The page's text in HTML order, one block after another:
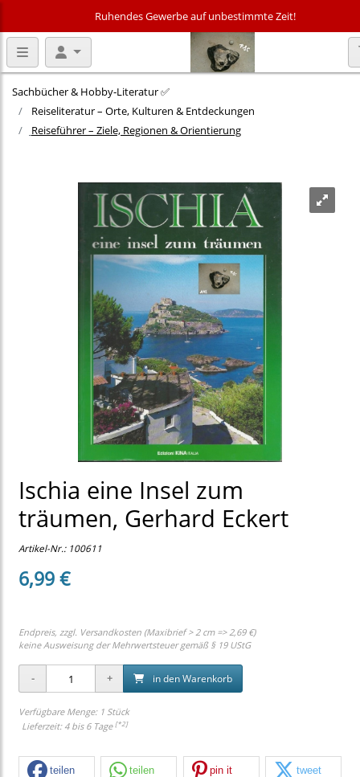
Ruhendes Gewerbe auf unbestimmte Zeit!
Sachbücher & Hobby‑Literatur ✅
Reiseliteratur – Orte, Kulturen & Entdeckungen
Reiseführer – Ziele, Regionen & Orientierung
Ischia eine Insel zum
träumen, Gerhard Eckert
Artikel-Nr.: 100611
6,99 €
Endpreis, zzgl. Versandkosten (Maxibrief > 2 cm => 2,69 €)
keine Ausweisung der Mehrwertsteuer gemäß § 19 UStG
in den Warenkorb
Verfügbare Menge: 1 Stück
Lieferzeit: 4 bis 6 Tage [*2]
teilen teilen pin it tweet